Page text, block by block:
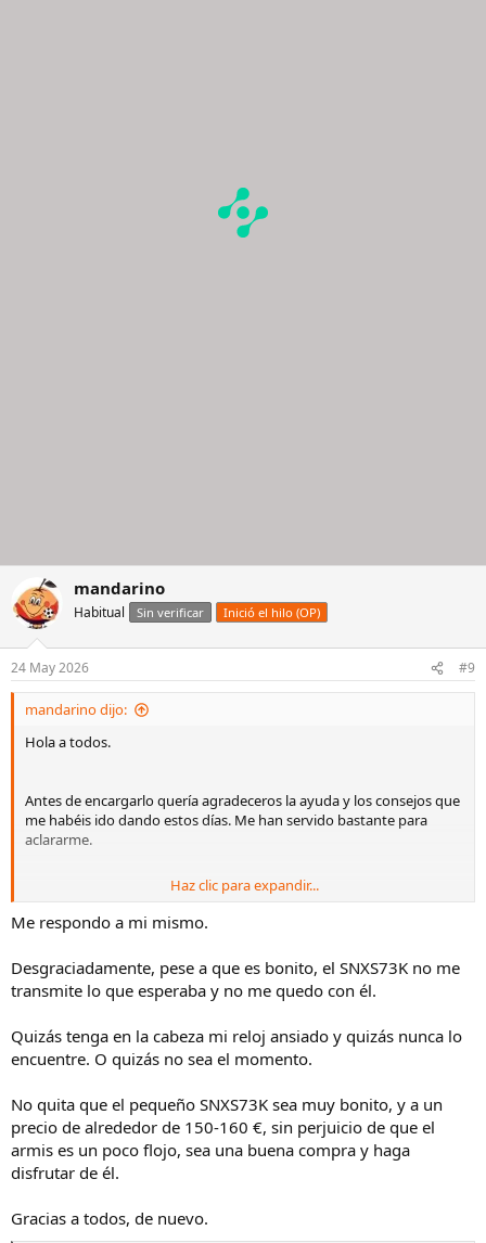
mandarino
Habitual Sin verificar Inició el hilo (OP)
24 May 2026 #9
mandarino dijo:
Hola a todos.
Antes de encargarlo quería agradeceros la ayuda y los consejos que
me habéis ido dando estos días. Me han servido bastante para
aclararme.
Me ha surgido una última duda entre dos relojes de un estilo muy
parecido:
un Citizen de corte bastante clásico,
Del Seiko me gusta mucho la estética, pero me preocupa un poco el
discreto en muñeca.
La idea sería usarlo como reloj diario, con un aire sobrio y algo
vintage, probablemente con correa de cuero fina en tono coñac o
Haz clic para expandir...
Me respondo a mi mismo.
Desgraciadamente, pese a que es bonito, el SNXS73K no me
transmite lo que esperaba y no me quedo con él.
Quizás tenga en la cabeza mi reloj ansiado y quizás nunca lo
encuentre. O quizás no sea el momento.
No quita que el pequeño SNXS73K sea muy bonito, y a un
precio de alrededor de 150-160 €, sin perjuicio de que el
armis es un poco flojo, sea una buena compra y haga
disfrutar de él.
Gracias a todos, de nuevo.